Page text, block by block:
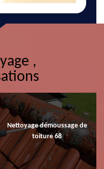
,
Nettoyage démoussage de
toiture 68